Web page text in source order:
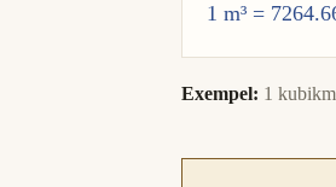
1 m³ =
Exempel: 1